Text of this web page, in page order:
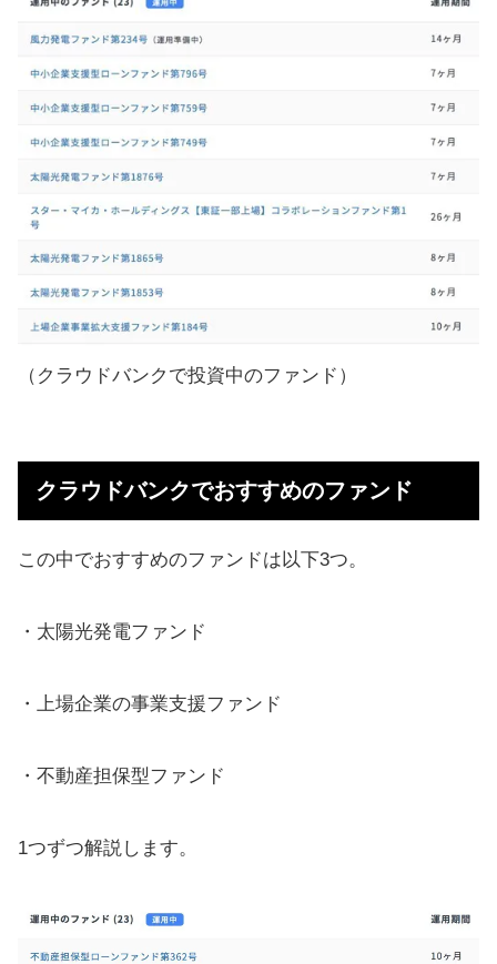
（クラウドバンクで投資中のファンド）
クラウドバンクでおすすめのファンド
この中でおすすめのファンドは以下3つ。
・太陽光発電ファンド
・上場企業の事業支援ファンド
・不動産担保型ファンド
1つずつ解説します。